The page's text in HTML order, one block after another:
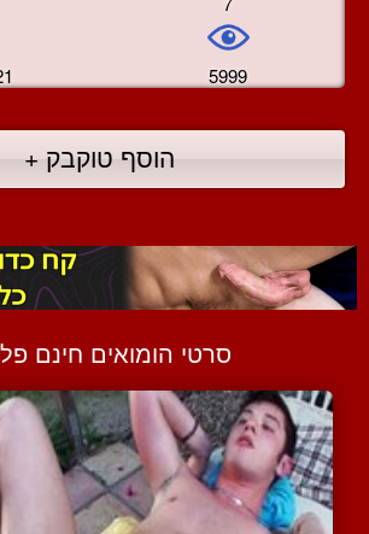
5999
הוסף טוקבק +
סרטי הומואים חינם